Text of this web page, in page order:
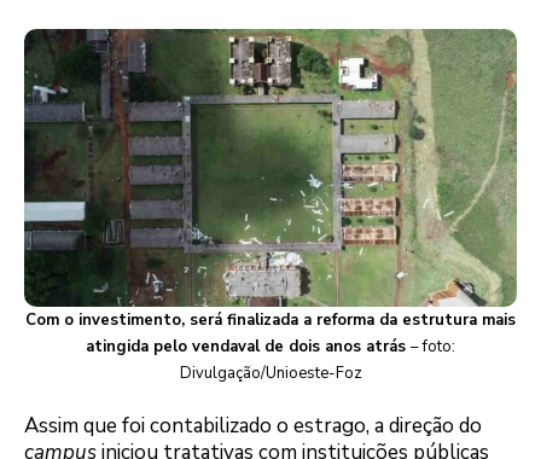
Com o investimento, será finalizada a reforma da estrutura mais
atingida pelo vendaval de dois anos atrás – foto:
Divulgação/Unioeste-Foz
Assim que foi contabilizado o estrago, a direção do
campusiniciou tratativas com instituições públicas